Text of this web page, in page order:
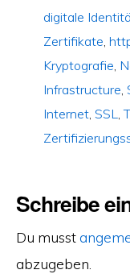
digitale
Zertifikate,
Kryptografie,
Infrastructure,
Internet, SSL,
Schreibe
Du musst
abzugeben.